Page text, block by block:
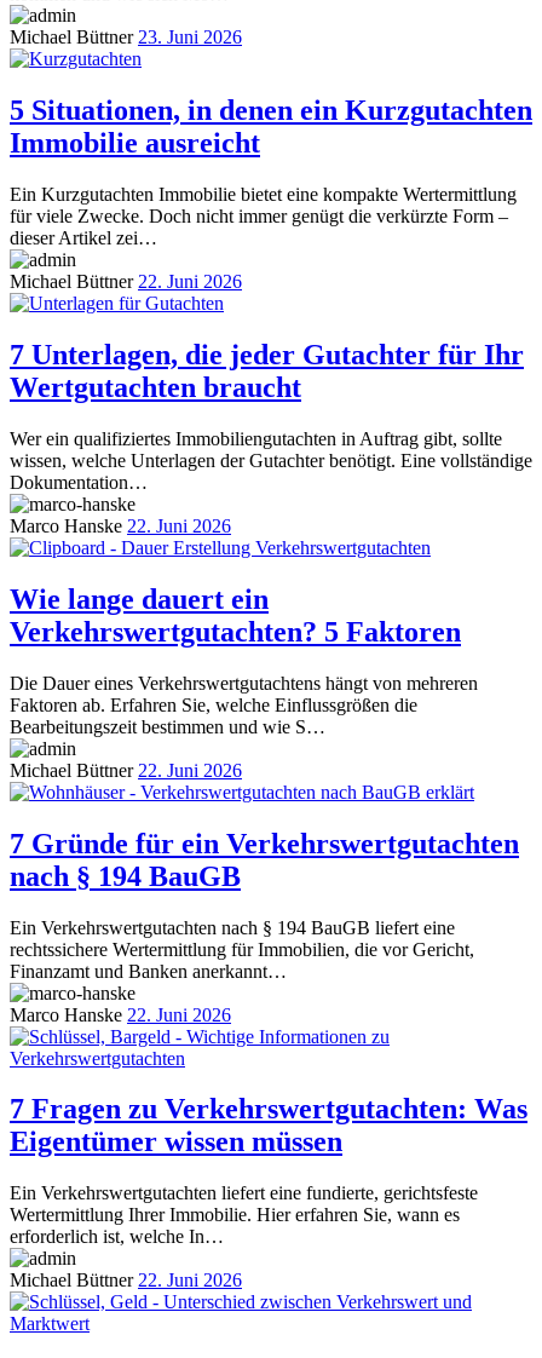
Michael Büttner 23. Juni 2026
5 Situationen, in denen ein Kurzgutachten
Immobilie ausreicht
Ein Kurzgutachten Immobilie bietet eine kompakte Wertermittlung
für viele Zwecke. Doch nicht immer genügt die verkürzte Form –
dieser Artikel zei…
Michael Büttner 22. Juni 2026
7 Unterlagen, die jeder Gutachter für Ihr
Wertgutachten braucht
Wer ein qualifiziertes Immobiliengutachten in Auftrag gibt, sollte
wissen, welche Unterlagen der Gutachter benötigt. Eine vollständige
Dokumentation…
Marco Hanske 22. Juni 2026
Wie lange dauert ein
Verkehrswertgutachten? 5 Faktoren
Die Dauer eines Verkehrswertgutachtens hängt von mehreren
Faktoren ab. Erfahren Sie, welche Einflussgrößen die
Bearbeitungszeit bestimmen und wie S…
Michael Büttner 22. Juni 2026
7 Gründe für ein Verkehrswertgutachten
nach § 194 BauGB
Ein Verkehrswertgutachten nach § 194 BauGB liefert eine
rechtssichere Wertermittlung für Immobilien, die vor Gericht,
Finanzamt und Banken anerkannt…
Marco Hanske 22. Juni 2026
7 Fragen zu Verkehrswertgutachten: Was
Eigentümer wissen müssen
Ein Verkehrswertgutachten liefert eine fundierte, gerichtsfeste
Wertermittlung Ihrer Immobilie. Hier erfahren Sie, wann es
erforderlich ist, welche In…
Michael Büttner 22. Juni 2026